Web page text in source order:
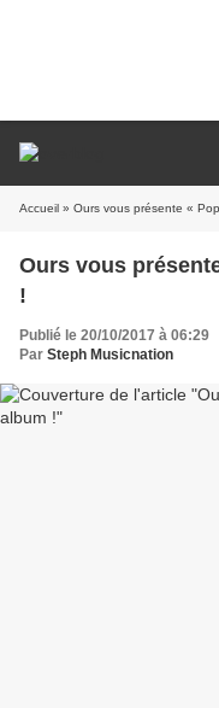
Accueil » Ours vous présente «
Ours vous
!
Publié le 20/10/2017 à 06:29
Par Steph Musicnation